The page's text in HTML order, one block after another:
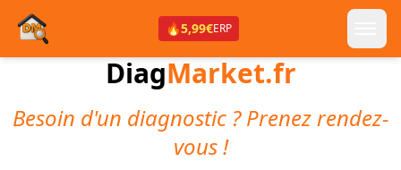
🔥5,99€ERP
DiagMarket.fr
Besoin d'un diagnostic ? Prenez rendez-
vous !